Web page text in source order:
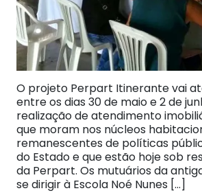
O projeto Perpart Itinerante vai
entre os dias 30 de maio e 2 de
realização de atendimento
que moram nos núcleos
remanescentes de políticas
do Estado e que estão hoje sob
da Perpart. Os mutuários da
se dirigir à Escola Noé Nunes […]